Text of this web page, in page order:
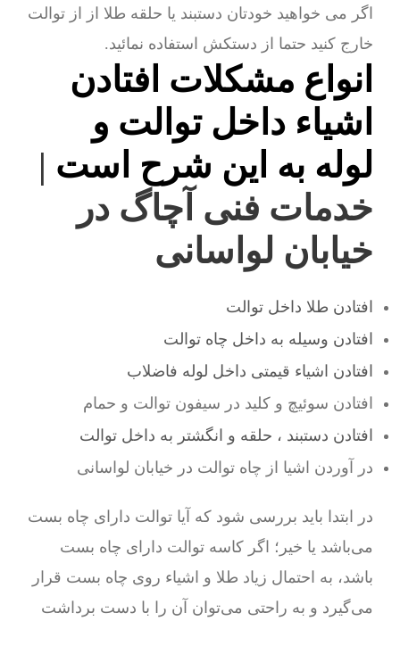
اگر می خواهید خودتان دستبند یا حلقه طلا از از توالت
خارج کنید حتما از دستکش استفاده نمائید.
انواع مشکلات افتادن
اشیاء داخل توالت و
لوله به این شرح است |
خدمات فنی آچاگ در
خیابان لواسانی
افتادن طلا داخل توالت
افتادن وسیله به داخل چاه توالت
افتادن اشیاء قیمتی داخل لوله فاضلاب
افتادن سوئیچ و کلید در سیفون توالت و حمام
افتادن دستبند ، حلقه و انگشتر به داخل توالت
در آوردن اشیا از چاه توالت در خیابان لواسانی
در ابتدا باید بررسی شود که آیا توالت دارای چاه بست
می‌باشد یا خیر؛ اگر کاسه توالت دارای چاه بست
باشد، به احتمال زیاد طلا و اشیاء روی چاه بست قرار
می‌گیرد و به راحتی می‌توان آن را با دست برداشت